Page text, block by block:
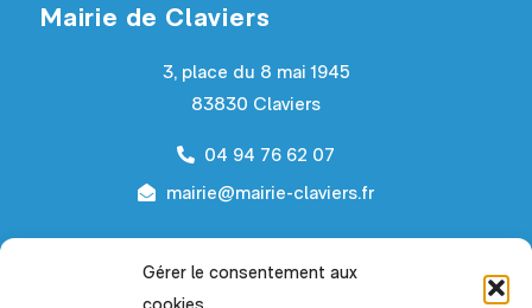
Gérer le consentement aux
cookies
Mairie de Claviers
3, place du 8 mai 1945
83830 Claviers
04 94 76 62 07
mairie@mairie-claviers.fr
Horaires d’ouverture